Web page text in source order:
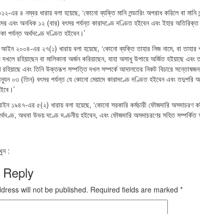
এর ৪ নম্বর ধারায় বলা হয়েছে, ‘কোনো ব্যক্তি মানি লন্ডারিং অপরাধ করিলে বা মানি
এবং অনধিক ১২ (বার) বৎসর পর্যন্ত কারাদণ্ডে দণ্ডিত হইবেন এবং ইহার অতিরিক্ত
পর্যন্ত অর্থদণ্ডে দণ্ডিত হইবেন।’
আইন ২০০৪-এর ২৭(১) ধারায় বলা হয়েছে, ‘কোনো ব্যক্তি তাহার নিজ নামে, বা
রহিয়াছেন বা মালিকানা অর্জন করিয়াছেন, যাহা অসাধু উপায়ে অর্জিত হইয়াছে
রহিয়াছে এবং তিনি উক্তরূপ সম্পত্তি দখল সম্পর্কে আদালতের নিকট বিচারে
০৩ (তিন) বৎসর পর্যন্ত যে কোনো মেয়াদে কারাদণ্ডে দণ্ডিত হইবেন এবং
১৯৪৭-এর ৫(২) ধারায় বলা হয়েছে, ‘কোনো সরকারি কর্মচারী ফৌজদারি অসদাচরণ
অথবা উভয় দণ্ডে দণ্ডনীয় হইবেন, এবং ফৌজদারি অসদাচরণের সহিত সম্পর্কিত
:
will not be published. Required fields are marked *